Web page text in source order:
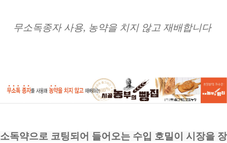
무소독종자 사용, 농약을 치지 않고 재배합니다
소독약으로 코팅되어 들어오는 수입 호밀이 시장을 장